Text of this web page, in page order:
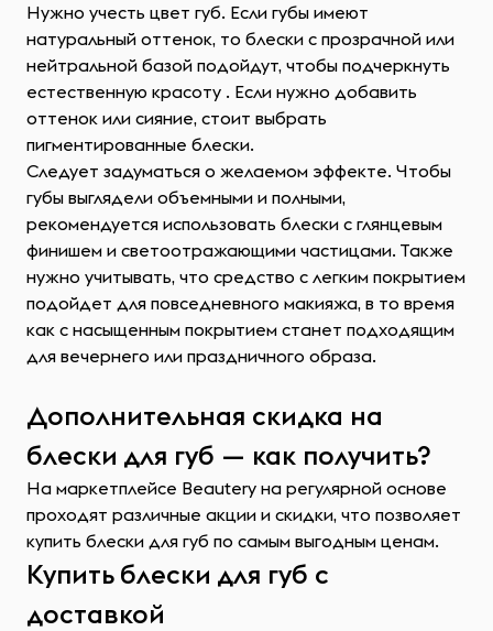
Нужно учесть цвет губ. Если губы имеют
натуральный оттенок, то блески с прозрачной или
нейтральной базой подойдут, чтобы подчеркнуть
естественную красоту . Если нужно добавить
оттенок или сияние, стоит выбрать
пигментированные блески.
Следует задуматься о желаемом эффекте. Чтобы
губы выглядели объемными и полными,
рекомендуется использовать блески с глянцевым
финишем и светоотражающими частицами. Также
нужно учитывать, что средство с легким покрытием
подойдет для повседневного макияжа, в то время
как с насыщенным покрытием станет подходящим
для вечернего или праздничного образа.
Дополнительная скидка на
блески для губ — как получить?
На маркетплейсе Beautery на регулярной основе
проходят различные акции и скидки, что позволяет
купить блески для губ по самым выгодным ценам.
Купить блески для губ с
доставкой